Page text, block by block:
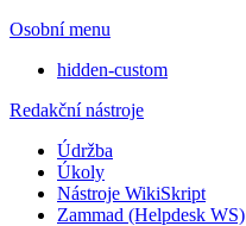
Osobní menu
hidden-custom
Redakční nástroje
Údržba
Úkoly
Nástroje WikiSkript
Zammad (Helpdesk WS)